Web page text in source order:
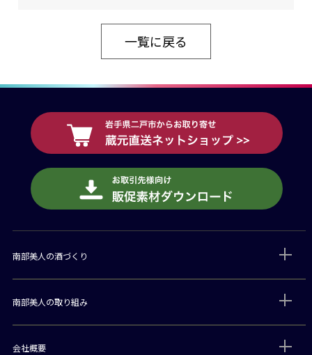
一覧に戻る
南部美人の酒づくり
南部美人の取り組み
会社概要